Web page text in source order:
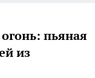
пьяная
из